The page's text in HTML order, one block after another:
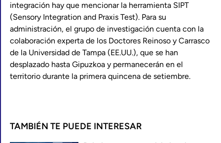
integración hay que mencionar la herramienta SIPT
(Sensory Integration and Praxis Test). Para su
administración, el grupo de investigación cuenta con la
colaboración experta de los Doctores Reinoso y Carrasco
de la Universidad de Tampa (EE.UU.), que se han
desplazado hasta Gipuzkoa y permanecerán en el
territorio durante la primera quincena de setiembre.
TAMBIÉN TE PUEDE INTERESAR